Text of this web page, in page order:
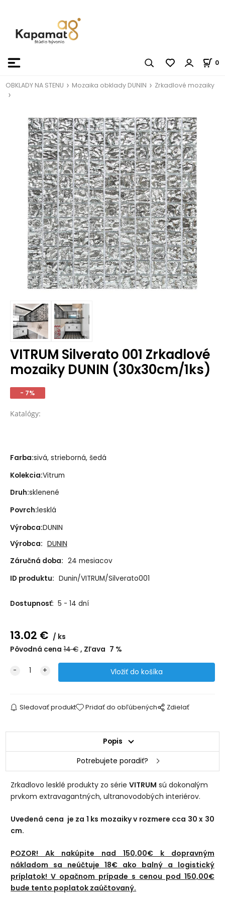
0
OBKLADY NA STENU Mozaika obklady DUNIN Zrkadlové mozaiky
VITRUM Silverato 001 Zrkadlové
mozaiky DUNIN (30x30cm/1ks)
- 7%
Katalógy:
Farba:sivá, strieborná, šedá
Kolekcia:Vitrum
Druh:sklenené
Povrch:lesklá
Výrobca:DUNIN
Výrobca: DUNIN
Záručná doba: 24 mesiacov
ID produktu: Dunin/VITRUM/Silverato001
Dostupnosť: 5 - 14 dní
13.02 €
ks
Pôvodná cena 14€ Zľava 7 %
Sledovať produkt Pridať do obľúbených Zdielať
Popis
Potrebujete poradiť?
Zrkadlovo lesklé produkty zo sérieVITRUM sú dokonalým
prvkom extravagantných, ultranovodobých interiérov.
Uvedená cena je za 1 ks mozaiky v rozmere cca 30 x 30
cm.
POZOR! Ak nakúpite nad 150,00€ k dopravným
nákladom sa neúčtuje 18€ ako balný a logistický
príplatok! V opačnom prípade s cenou pod 150,00€
bude tento poplatok zaúčtovaný.